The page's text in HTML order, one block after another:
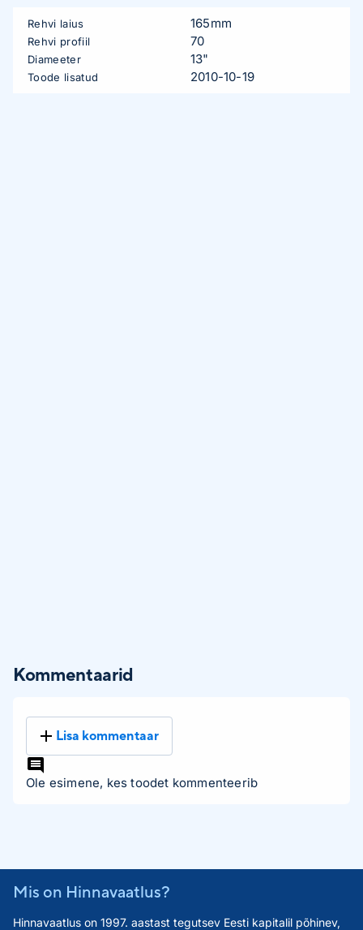
Rehvi laius 165mm
Rehvi profiil 70
Diameeter 13"
Toode lisatud 2010-10-19
Kommentaarid
Lisa kommentaar
Ole esimene, kes toodet kommenteerib
Mis on Hinnavaatlus?
Hinnavaatlus on 1997. aastast tegutsev Eesti kapitalil põhinev,